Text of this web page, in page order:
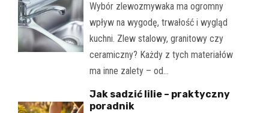
Wybór zlewozmywaka ma ogromny
wpływ na wygodę, trwałość i wygląd
kuchni. Zlew stalowy, granitowy czy
ceramiczny? Każdy z tych materiałów
ma inne zalety – od…
Jak sadzić lilie – praktyczny
poradnik